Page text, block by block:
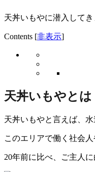
天丼いもやに潜入して
Contents [非表示]
天丼いもやとは
天丼いもやと言えば、
このエリアで働く社会
20年前に比べ、ご主人